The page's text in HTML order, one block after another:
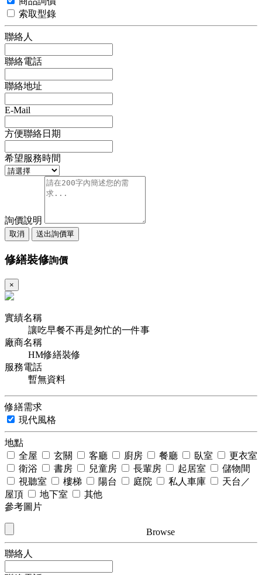
索取型錄
聯絡人
聯絡電話
聯絡地址
E-Mail
方便聯絡日期
希望服務時間
詢價說明
取消 送出詢價單
修繕裝修詢價
×
實績名稱
讓吃早餐不再是匆忙的一件事
廠商名稱
HM修繕裝修
服務電話
暫無資料
修繕需求
現代風格
地點
全屋
玄關 客廳 廚房 餐廳 臥室
更衣室
衛浴
書房 兒童房 長輩房 起居室
儲物間
視聽室
樓梯 陽台 庭院 私人車庫
天台／
屋頂
地下室
其他
參考圖片
Browse
聯絡人